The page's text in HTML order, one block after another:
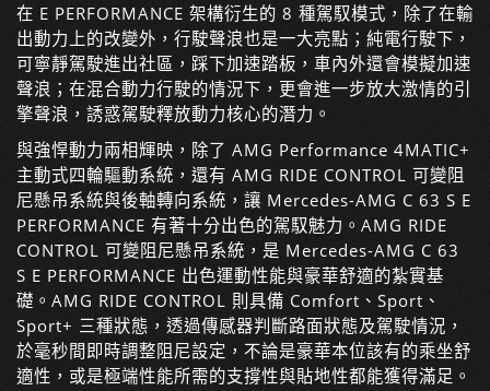
在 E PERFORMANCE 架構衍生的 8 種駕馭模式，除了在輸
出動力上的改變外，行駛聲浪也是一大亮點；純電行駛下，
可寧靜駕駛進出社區，踩下加速踏板，車內外還會模擬加速
聲浪；在混合動力行駛的情況下，更會進一步放大激情的引
擎聲浪，誘惑駕駛釋放動力核心的潛力。
與強悍動力兩相輝映，除了 AMG Performance 4MATIC+
主動式四輪驅動系統，還有 AMG RIDE CONTROL 可變阻
尼懸吊系統與後軸轉向系統，讓 Mercedes-AMG C 63 S E
PERFORMANCE 有著十分出色的駕馭魅力。AMG RIDE
CONTROL 可變阻尼懸吊系統，是 Mercedes-AMG C 63
S E PERFORMANCE 出色運動性能與豪華舒適的紮實基
礎。AMG RIDE CONTROL 則具備 Comfort、Sport、
Sport+ 三種狀態，透過傳感器判斷路面狀態及駕駛情況，
於毫秒間即時調整阻尼設定，不論是豪華本位該有的乘坐舒
適性，或是極端性能所需的支撐性與貼地性都能獲得滿足。